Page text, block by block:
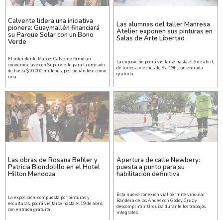
Calvente lidera una iniciativa
pionera: Guaymallén financiará
su Parque Solar con un Bono
Verde
El intendente Marcos Calvente firmó un
convenio clave con Supervielle para la emisión
de hasta $10.000 millones, posicionándose como
una
Las alumnas del taller Manresa
Atelier exponen sus pinturas en
Salas de Arte Libertad
La exposición podrá visitarse hasta el 6 de abril,
de lunes a viernes de 9 a 19h, con entrada
gratuita.
Las obras de Rosana Behler y
Patricia Biondolillo en el Hotel
Hilton Mendoza
La exposición, compuesta por pinturas y
esculturas, podrá visitarse hasta el 19 de abril,
con entrada gratuita.
Apertura de calle Newbery:
puesta a punto para su
habilitación definitiva
Esta nueva conexión vial permite vincular
Bandera de los Andes con Godoy Cruz y
descomprimir Urquiza durante los trabajos
integrales